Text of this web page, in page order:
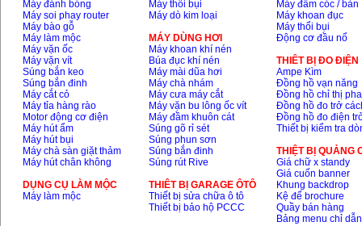
Máy đánh bóng
Máy soi phay router
Máy bào gỗ
Máy làm mộc
Máy vặn ốc
Máy vặn vít
Súng bắn keo
Súng bắn đinh
Máy cắt cỏ
Máy tỉa hàng rào
Motor động cơ điện
Máy hút ẩm
Máy hút bụi
Máy chà sàn giặt thảm
Máy hút chân không
DỤNG CỤ LÀM MỘC
Máy làm mộc
Máy thổi bụi
Máy dò kim loại
MÁY DÙNG HƠI
Máy khoan khí nén
Búa đục khí nén
Máy mài dũa hơi
Máy chà nhám
Máy cưa máy cắt
Máy vặn bu lông ốc vít
Máy đầm khuôn cát
Súng gõ rỉ sét
Súng phun sơn
Súng bắn đinh
Súng rút Rive
THIÊT BỊ GARAGE ÔTÔ
Thiết bị sửa chữa ô tô
Thiết bị bảo hộ PCCC
Máy đầm cóc / bàn
Máy khoan đục
Máy thổi bụi
Động cơ đầu nổ
THIÊT BỊ ĐO ĐIỆN
Ampe Kìm
Đồng hồ vạn năng
Đồng hồ chỉ thị pha
Đồng hồ đo trở
Đồng hồ đo điện
Thiết bị kiểm tra
THIỆT BỊ QUẢNG
Giá chữ x standy
Giá cuốn banner
Khung backdrop
Kệ để brochure
Quầy bán hàng
Bảng menu chỉ dẫn